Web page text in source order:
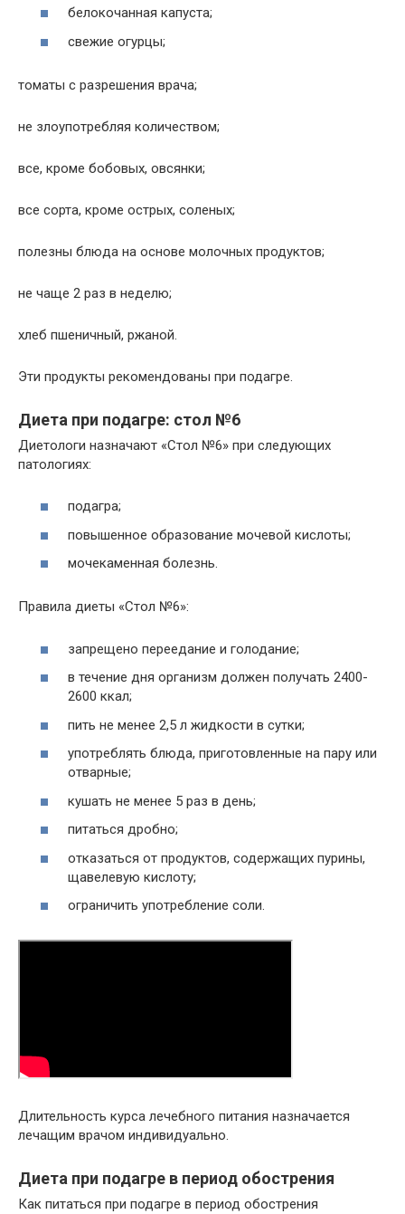
белокочанная капуста;
свежие огурцы;
томаты с разрешения врача;
не злоупотребляя количеством;
все, кроме бобовых, овсянки;
все сорта, кроме острых, соленых;
полезны блюда на основе молочных продуктов;
не чаще 2 раз в неделю;
хлеб пшеничный, ржаной.
Эти продукты рекомендованы при подагре.
Диета при подагре: стол №6
Диетологи назначают «Стол №6» при следующих
патологиях:
подагра;
повышенное образование мочевой кислоты;
мочекаменная болезнь.
Правила диеты «Стол №6»:
запрещено переедание и голодание;
в течение дня организм должен получать 2400-
2600 ккал;
пить не менее 2,5 л жидкости в сутки;
употреблять блюда, приготовленные на пару или
отварные;
кушать не менее 5 раз в день;
питаться дробно;
отказаться от продуктов, содержащих пурины,
щавелевую кислоту;
ограничить употребление соли.
Длительность курса лечебного питания назначается
лечащим врачом индивидуально.
Диета при подагре в период обострения
Как питаться при подагре в период обострения